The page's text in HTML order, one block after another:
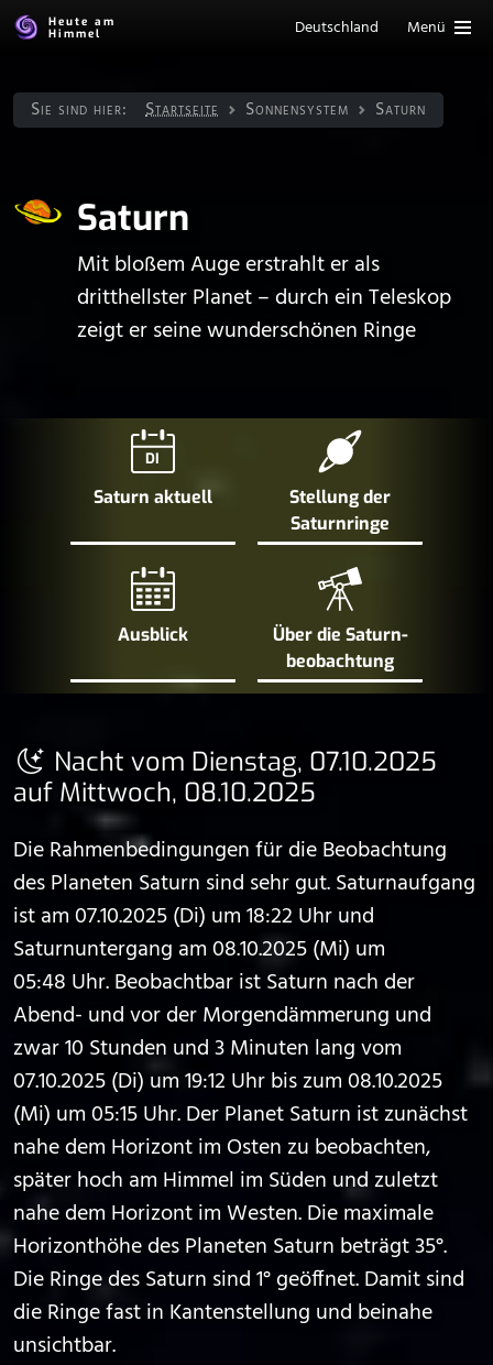
Heute am
Himmel
Deutschland Menü
Sie sind hier: Startseite Sonnen­system Saturn
Saturn
Mit bloßem Auge erstrahlt er als
dritthellster Planet – durch ein Teleskop
zeigt er seine wunderschönen Ringe
DI
Saturn aktuell
Stellung der
Saturn­ringe
Ausblick
Über die Saturn­
beobachtung
Nacht vom Dienstag, 07.10.2025
auf Mittwoch, 08.10.2025
Die Rahmenbedingungen für die Beobachtung
des Planeten Saturn sind sehr gut. Saturnaufgang
ist am 07.10.2025 (Di) um 18:22 Uhr und
Saturnuntergang am 08.10.2025 (Mi) um
05:48 Uhr. Beobachtbar ist Saturn nach der
Abend- und vor der Morgendämmerung und
zwar 10 Stunden und 3 Minuten lang vom
07.10.2025 (Di) um 19:12 Uhr bis zum 08.10.2025
(Mi) um 05:15 Uhr. Der Planet Saturn ist zunächst
nahe dem Horizont im Osten zu beobachten,
später hoch am Himmel im Süden und zuletzt
nahe dem Horizont im Westen. Die maximale
Horizonthöhe des Planeten Saturn beträgt 35°.
Die Ringe des Saturn sind 1° geöffnet. Damit sind
die Ringe fast in Kantenstellung und beinahe
unsichtbar.